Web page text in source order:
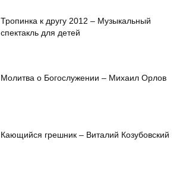
Тропинка к другу 2012 – Музыкальный
спектакль для детей
Молитва о Богослужении – Михаил Орлов
Кающийся грешник – Виталий Козубовский